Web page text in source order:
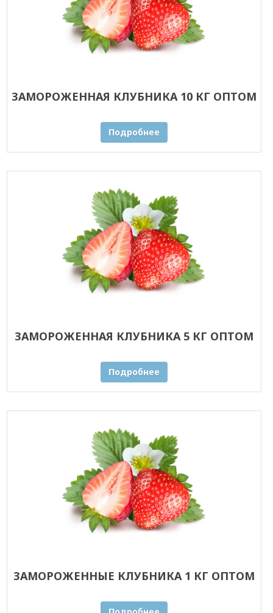
ЗАМОРОЖЕННАЯ КЛУБНИКА 10 КГ ОПТОМ
Подробнее
ЗАМОРОЖЕННАЯ КЛУБНИКА 5 КГ ОПТОМ
Подробнее
ЗАМОРОЖЕННЫЕ КЛУБНИКА 1 КГ ОПТОМ